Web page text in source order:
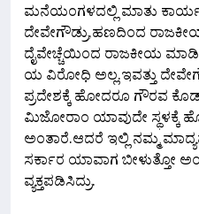
ಮನೆಯಂಗಳದಲ್ಲಿ ಮಾತು
ದೇವೇಗೌಡ್ರು,ಹಣದಿಂದ
ದೈವೇಚ್ಚೆಯಿಂದ ರಾಜಕೀಯ
ಯ ವಿರೋಧಿ ಅಲ್ಲ.ಇವತ್ತು
ಪ್ರದೇಶಕ್ಕೆ ಹೋದರೂ ಗೌರವ
ಮಿಜೋರಾಂ ಯಾವುದೇ ಸ್ಥಳಕ್ಕೆ
ಅಂತಾರೆ.ಆದರೆ ಇಲ್ಲಿ ನಮ್ಮ
ಸರ್ಕಾರ ಯಾವಾಗ ಬೀಳುತ್ತೋ
ವ್ಯಕ್ತಪಡಿಸಿದ್ರು.